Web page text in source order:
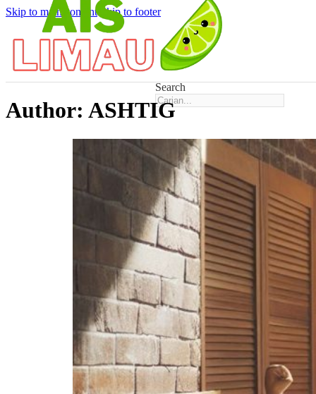
Skip to main content Skip to footer
Search
Author: ASHTIG